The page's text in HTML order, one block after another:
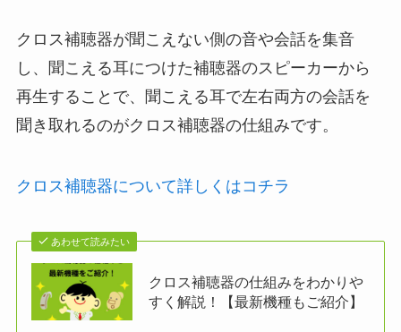
クロス補聴器が聞こえない側の音や会話を集音
し、聞こえる耳につけた補聴器のスピーカーから
再生することで、聞こえる耳で左右両方の会話を
聞き取れるのがクロス補聴器の仕組みです。
クロス補聴器について詳しくはコチラ
あわせて読みたい
クロス補聴器の仕組みをわかりや
すく解説！【最新機種もご紹介】